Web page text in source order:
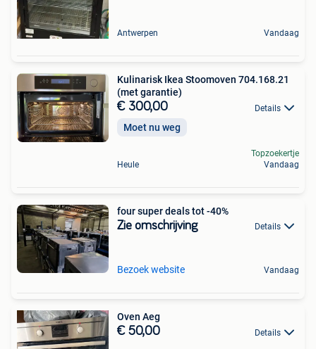
Antwerpen Vandaag
Kulinarisk Ikea Stoomoven 704.168.21
(met garantie)
€ 300,00 Details
Moet nu weg
Heule
Topzoekertje
Vandaag
four super deals tot -40%
Zie omschrijving Details
Bezoek website Vandaag
Oven Aeg
€ 50,00 Details